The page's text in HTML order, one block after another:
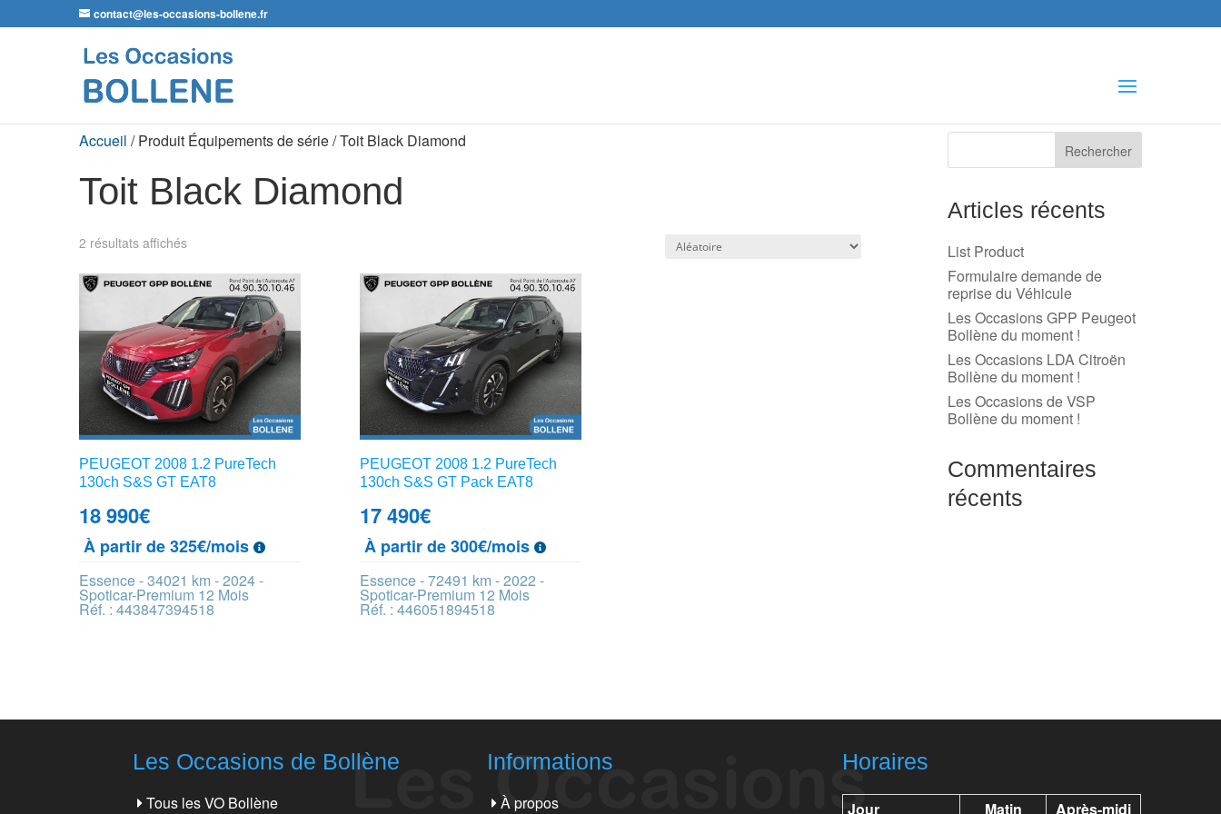
contact@les-occasions-bollene.fr
Accueil / Produit Équipements de série / Toit Black Diamond
Toit Black Diamond
2 résultats affichés
PEUGEOT 2008 1.2 PureTech
130ch S&S GT EAT8
18 990€
À partir de 325€/mois
Essence - 34021 km - 2024 -
Spoticar-Premium 12 Mois
Réf. : 443847394518
PEUGEOT 2008 1.2 PureTech
130ch S&S GT Pack EAT8
17 490€
À partir de 300€/mois
Essence - 72491 km - 2022 -
Spoticar-Premium 12 Mois
Réf. : 446051894518
Articles récents
List Product
Formulaire demande de
reprise du Véhicule
Les Occasions GPP Peugeot
Bollène du moment !
Les Occasions LDA Citroën
Bollène du moment !
Les Occasions de VSP
Bollène du moment !
Commentaires
récents
Les Occasions de Bollène
Tous les VO Bollène
Informations
À propos
Horaires
Jour Matin Après-midi